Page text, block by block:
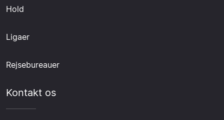
Hold
Ligaer
Rejsebureauer
Kontakt os